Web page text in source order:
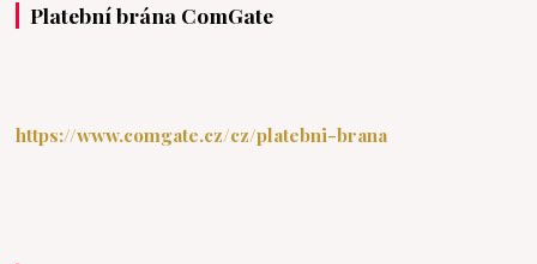
Platební brána ComGate
https://www.comgate.cz/cz/platebni-brana